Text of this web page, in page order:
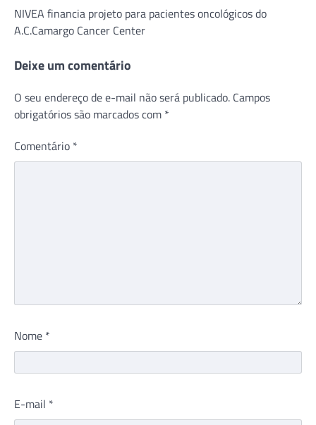
de
Post
NIVEA financia projeto para pacientes oncológicos do
A.C.Camargo Cancer Center
Deixe um comentário
O seu endereço de e-mail não será publicado. Campos
obrigatórios são marcados com *
Comentário *
Nome *
E-mail *